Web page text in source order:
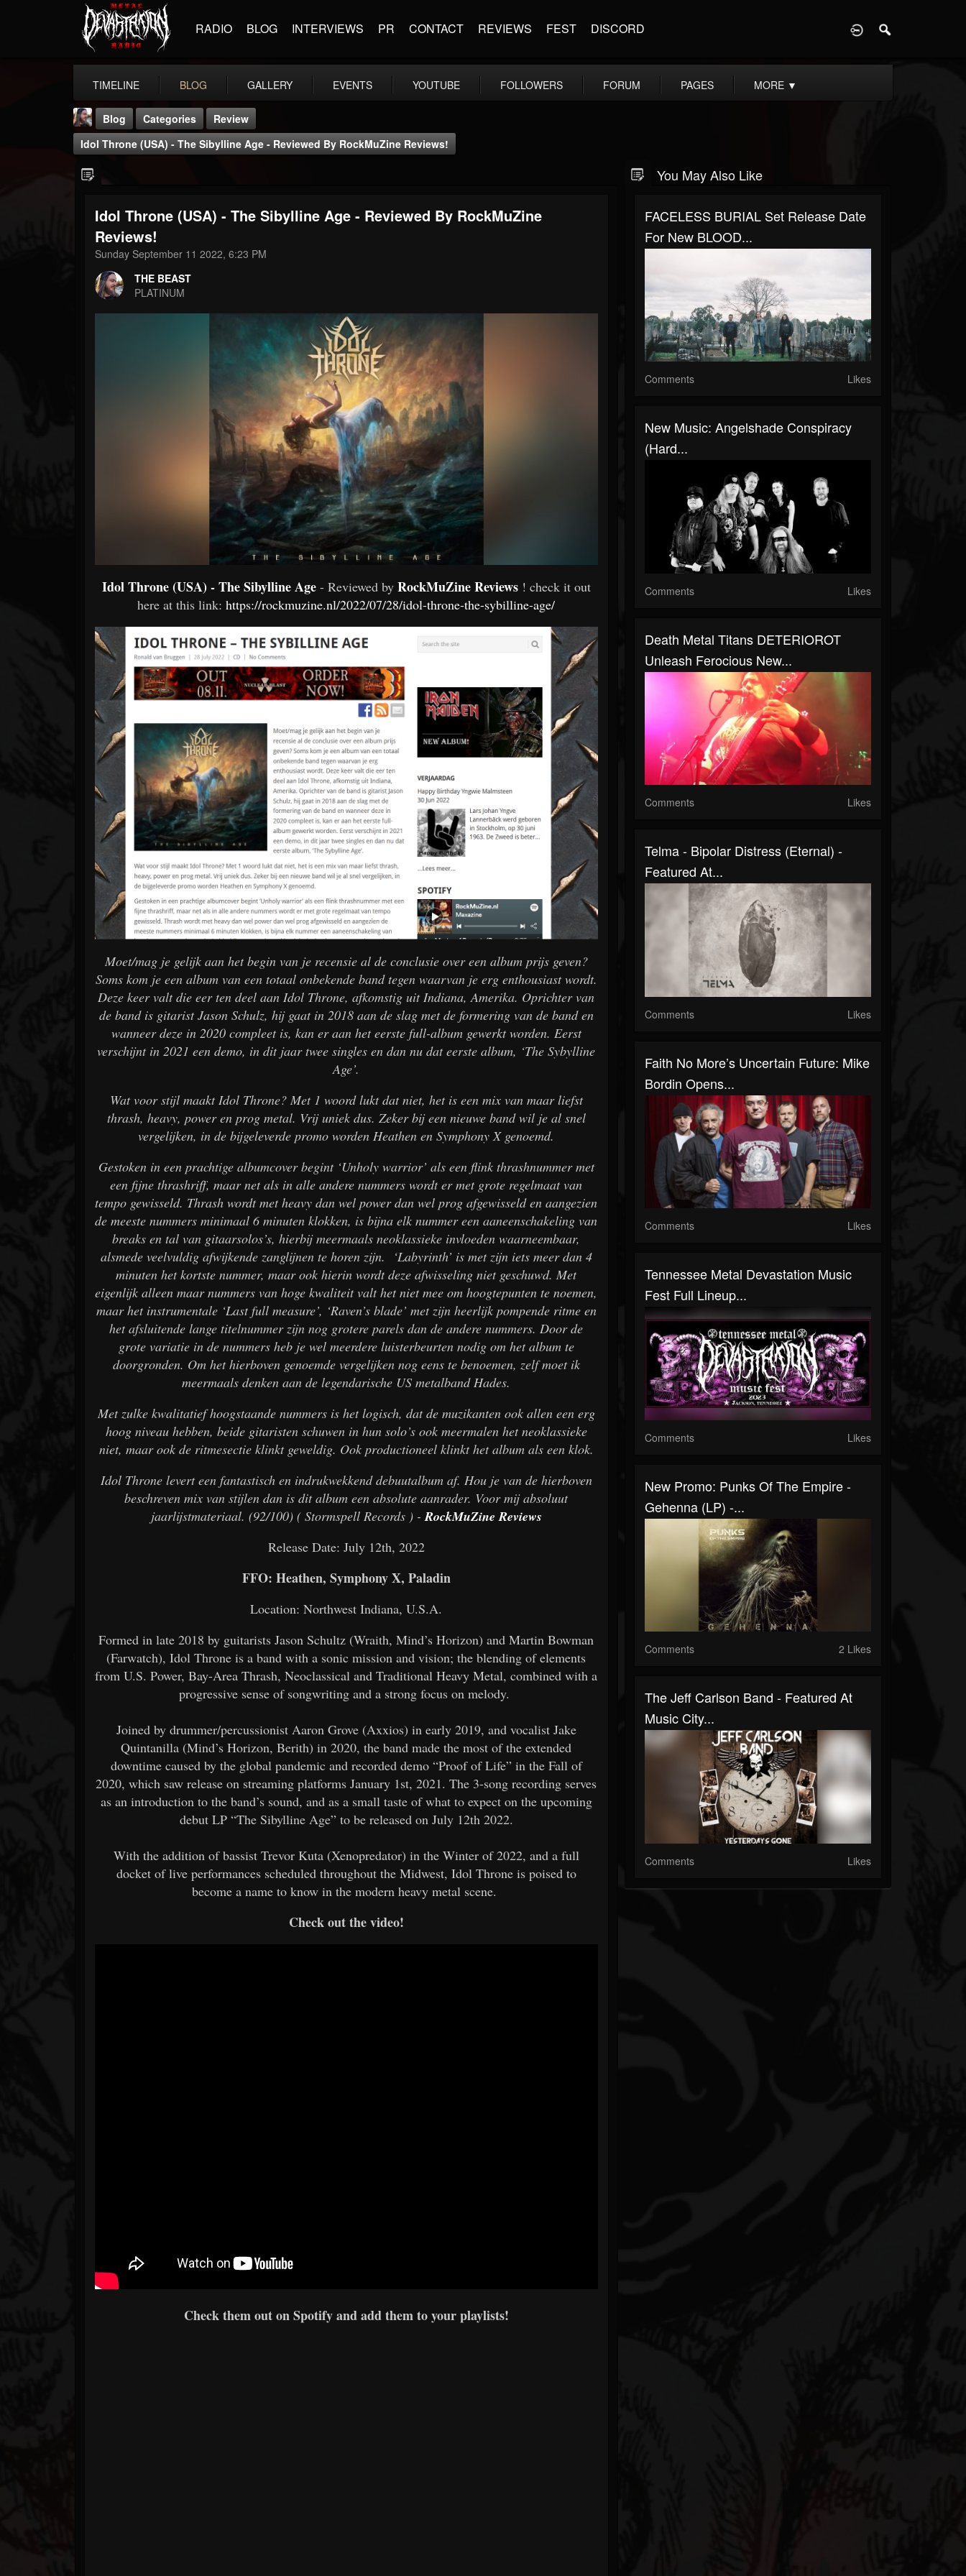
RADIO BLOG INTERVIEWS PR CONTACT REVIEWS FEST DISCORD
TIMELINE BLOG GALLERY EVENTS YOUTUBE FOLLOWERS FORUM PAGES MORE ▼
THE BEAST
@thebeast
203493 202955
Blog Categories
Review
Idol Throne (USA) - The Sibylline Age - Reviewed By RockMuZine Reviews!
Idol Throne (USA) - The Sibylline Age - Reviewed By RockMuZine
Reviews!
Sunday September 11 2022, 6:23 PM
THE BEAST
PLATINUM
Idol Throne (USA) - The Sibylline Age - Reviewed by RockMuZine Reviews ! check it out
here at this link:https://rockmuzine.nl/2022/07/28/idol-throne-the-sybilline-age/
Moet/mag je gelijk aan het begin van je recensie al de conclusie over een album prijs geven?
Soms kom je een album van een totaal onbekende band tegen waarvan je erg enthousiast wordt.
Deze keer valt die eer ten deel aan Idol Throne, afkomstig uit Indiana, Amerika. Oprichter van
de band is gitarist Jason Schulz, hij gaat in 2018 aan de slag met de formering van de band en
wanneer deze in 2020 compleet is, kan er aan het eerste full-album gewerkt worden. Eerst
verschijnt in 2021 een demo, in dit jaar twee singles en dan nu dat eerste album, ‘The Sybylline
Age’.
Wat voor stijl maakt Idol Throne? Met 1 woord lukt dat niet, het is een mix van maar liefst
thrash, heavy, power en prog metal. Vrij uniek dus. Zeker bij een nieuwe band wil je al snel
vergelijken, in de bijgeleverde promo worden Heathen en Symphony X genoemd.
Gestoken in een prachtige albumcover begint ‘Unholy warrior’ als een flink thrashnummer met
een fijne thrashriff, maar net als in alle andere nummers wordt er met grote regelmaat van
tempo gewisseld. Thrash wordt met heavy dan wel power dan wel prog afgewisseld en aangezien
de meeste nummers minimaal 6 minuten klokken, is bijna elk nummer een aaneenschakeling van
breaks en tal van gitaarsolos’s, hierbij meermaals neoklassieke invloeden waarneembaar,
alsmede veelvuldig afwijkende zanglijnen te horen zijn. ‘Labyrinth’ is met zijn iets meer dan 4
minuten het kortste nummer, maar ook hierin wordt deze afwisseling niet geschuwd. Met
eigenlijk alleen maar nummers van hoge kwaliteit valt het niet mee om hoogtepunten te noemen,
maar het instrumentale ‘Last full measure’, ‘Raven’s blade’ met zijn heerlijk pompende ritme en
het afsluitende lange titelnummer zijn nog grotere parels dan de andere nummers. Door de
grote variatie in de nummers heb je wel meerdere luisterbeurten nodig om het album te
doorgronden. Om het hierboven genoemde vergelijken nog eens te benoemen, zelf moet ik
meermaals denken aan de legendarische US metalband Hades.
Met zulke kwalitatief hoogstaande nummers is het logisch, dat de muzikanten ook allen een erg
hoog niveau hebben, beide gitaristen schuwen in hun solo’s ook meermalen het neoklassieke
niet, maar ook de ritmesectie klinkt geweldig. Ook productioneel klinkt het album als een klok.
Idol Throne levert een fantastisch en indrukwekkend debuutalbum af. Hou je van de hierboven
beschreven mix van stijlen dan is dit album een absolute aanrader. Voor mij absoluut
jaarlijstmateriaal. (92/100) ( Stormspell Records ) -RockMuZine Reviews
Release Date: July 12th, 2022
FFO: Heathen, Symphony X, Paladin
Location: Northwest Indiana, U.S.A.
Formed in late 2018 by guitarists Jason Schultz (Wraith, Mind’s Horizon) and Martin Bowman
(Farwatch), Idol Throne is a band with a sonic mission and vision; the blending of elements
from U.S. Power, Bay-Area Thrash, Neoclassical and Traditional Heavy Metal, combined with a
progressive sense of songwriting and a strong focus on melody.
Joined by drummer/percussionist Aaron Grove (Axxios) in early 2019, and vocalist Jake
Quintanilla (Mind’s Horizon, Berith) in 2020, the band made the most of the extended
downtime caused by the global pandemic and recorded demo “Proof of Life” in the Fall of
2020, which saw release on streaming platforms January 1st, 2021. The 3-song recording serves
as an introduction to the band’s sound, and as a small taste of what to expect on the upcoming
debut LP “The Sibylline Age” to be released on July 12th 2022.
With the addition of bassist Trevor Kuta (Xenopredator) in the Winter of 2022, and a full
docket of live performances scheduled throughout the Midwest, Idol Throne is poised to
become a name to know in the modern heavy metal scene.
Check out the video!
Check them out on Spotify and add them to your playlists!
You May Also Like
FACELESS BURIAL Set Release Date
For New BLOOD...
Comments Likes
New Music: Angelshade Conspiracy
(Hard...
Comments Likes
Death Metal Titans DETERIOROT
Unleash Ferocious New...
Comments Likes
Telma - Bipolar Distress (Eternal) -
Featured At...
Comments Likes
Faith No More’s Uncertain Future: Mike
Bordin Opens...
Comments Likes
Tennessee Metal Devastation Music
Fest Full Lineup...
Comments Likes
New Promo: Punks Of The Empire -
Gehenna (LP) -...
Comments 2 Likes
The Jeff Carlson Band - Featured At
Music City...
Comments Likes